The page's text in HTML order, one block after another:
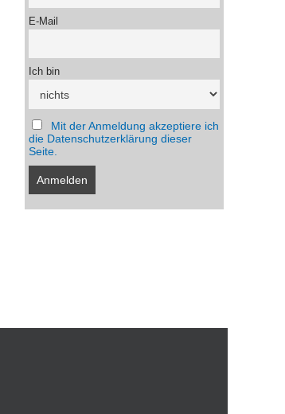
E-Mail
Ich bin
Mit der Anmeldung akzeptiere ich
die Datenschutzerklärung dieser
Seite.